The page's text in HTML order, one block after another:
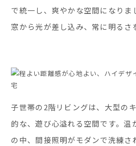
で統一し、爽やかな空間になりま
窓から光が差し込み、常に明るさ
子世帯の2階リビングは、大型の
的な、遊び心溢れる空間です。温
の中、間接照明がモダンで洗練さ